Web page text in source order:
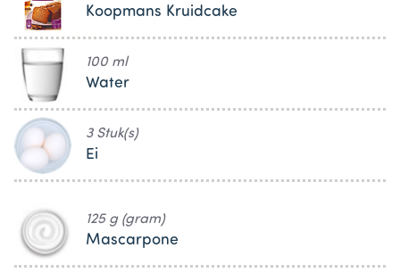
Koopmans Kruidcake
100 ml
Water
3 Stuk(s)
Ei
125 g (gram)
Mascarpone